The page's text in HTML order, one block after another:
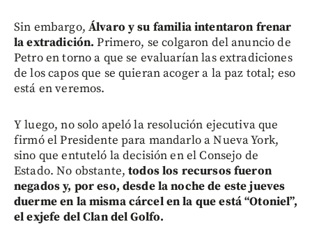
Sin embargo, Álvaro y su familia intentaron frenar
la extradición. Primero, se colgaron del anuncio de
Petro en torno a que se evaluarían las extradiciones
de los capos que se quieran acoger a la paz total; eso
está en veremos.
Y luego, no solo apeló la resolución ejecutiva que
firmó el Presidente para mandarlo a Nueva York,
sino que entuteló la decisión en el Consejo de
Estado. No obstante,todos los recursos fueron
negados y, por eso, desde la noche de este jueves
duerme en la misma cárcel en la que está “Otoniel”,
el exjefe del Clan del Golfo.